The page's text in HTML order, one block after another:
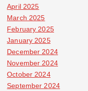
April 2025
March 2025
February 2025
January 2025
December 2024
November 2024
October 2024
September 2024